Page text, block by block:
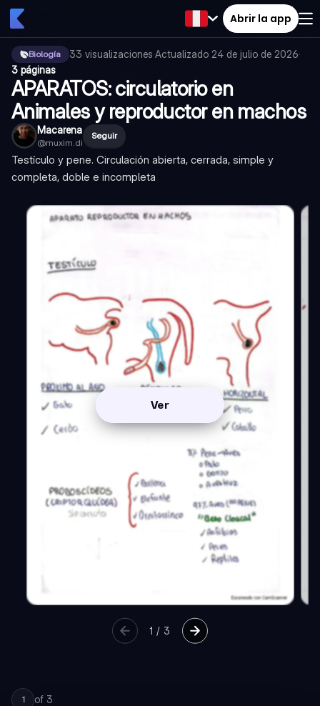
Abrir la app
Biología 33 visualizaciones·Actualizado 24 de julio de 2026·
3 páginas
APARATOS: circulatorio en
Animales y reproductor en machos
Macarena
@muxim.di
Seguir
Testículo y pene. Circulación abierta, cerrada, simple y
completa, doble e incompleta
Ver
1 / 3
1 of 3